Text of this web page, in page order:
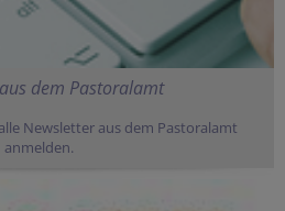
dem Pastoralamt
Newsletter aus dem Pastoralamt
anmelden.